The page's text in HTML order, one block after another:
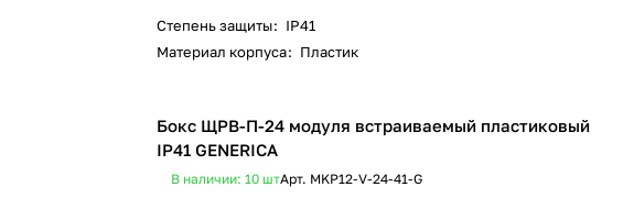
Степень защиты: IP41
Материал корпуса: Пластик
Бокс ЩРВ-П-24 модуля встраиваемый пластиковый
IP41 GENERICA
В наличии: 10 штАрт. MKP12-V-24-41-G